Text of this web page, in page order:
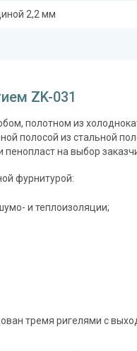
2,2 мм
на выбор)
фрезеровка на выбор)
и фурнитура
САМ 799», 3-х ригельный,
55» с нажимной ручкой,
ZK-031
полотном из
полосой из стальной
на выбор
фурнитурой:
и теплоизоляции;
тремя ригелями с